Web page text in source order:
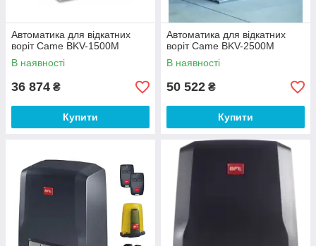
Автоматика для відкатних
воріт Came ВKV-1500M
В наявності
36 874 ₴
Купити
Автоматика для відкатних
воріт Came ВKV-2500M
В наявності
50 522 ₴
Купити